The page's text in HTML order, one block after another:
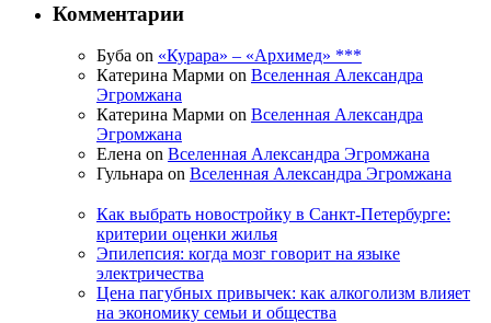
Комментарии
Буба on «Курара» – «Архимед» ***
Катерина Марми on Вселенная Александра
Эгромжана
Катерина Марми on Вселенная Александра
Эгромжана
Елена on Вселенная Александра Эгромжана
Гульнара on Вселенная Александра Эгромжана
Как выбрать новостройку в Санкт-Петербурге:
критерии оценки жилья
Эпилепсия: когда мозг говорит на языке
электричества
Цена пагубных привычек: как алкоголизм влияет
на экономику семьи и общества